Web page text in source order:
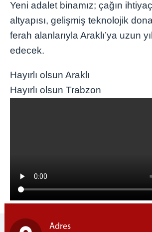
Yeni adalet binamız; çağın
altyapısı, gelişmiş teknolojik
ferah alanlarıyla Araklı’ya uzun
edecek.
Hayırlı olsun Araklı
Hayırlı olsun Trabzon
Adres